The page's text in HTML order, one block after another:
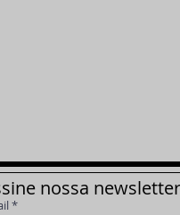
nossa newsletter